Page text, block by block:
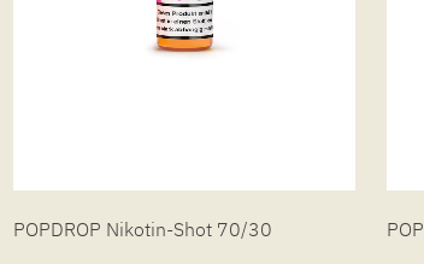
POPDROP Nikotin-Shot 70/30